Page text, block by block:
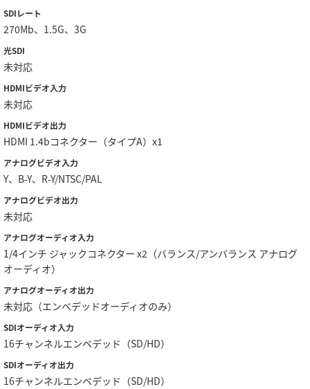
Spain
Sweden
Chinese Taipei
UAE
Ukraine
United Kingdom
United States
SDIレート
270Mb、1.5G、3G
光SDI
未対応
HDMIビデオ入力
未対応
HDMIビデオ出力
HDMI 1.4bコネクター（タイプA）x1
アナログビデオ入力
Y、B-Y、R-Y/NTSC/PAL
アナログビデオ出力
未対応
アナログオーディオ入力
1/4インチ ジャックコネクター x2（バランス/アンバランス アナログ
オーディオ）
アナログオーディオ出力
未対応（エンベデッドオーディオのみ）
SDIオーディオ入力
16チャンネルエンベデッド（SD/HD）
SDIオーディオ出力
16チャンネルエンベデッド（SD/HD）